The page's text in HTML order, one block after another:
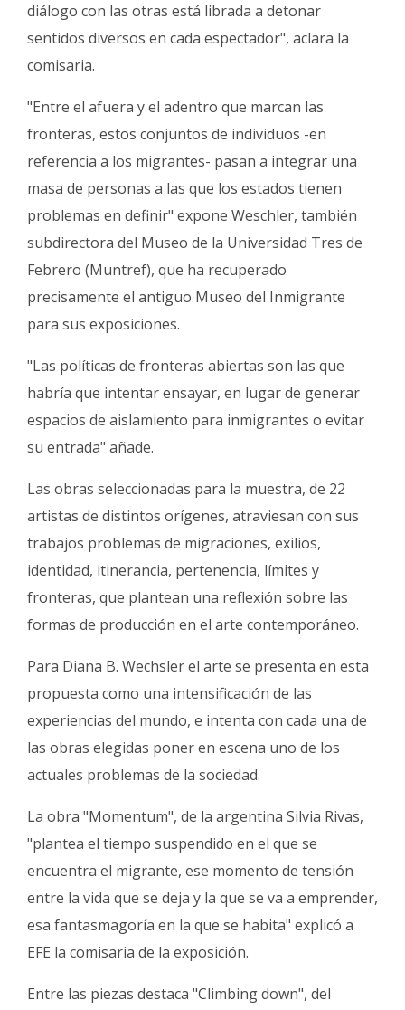
diálogo con las otras está librada a detonar
sentidos diversos en cada espectador", aclara la
comisaria.
"Entre el afuera y el adentro que marcan las
fronteras, estos conjuntos de individuos -en
referencia a los migrantes- pasan a integrar una
masa de personas a las que los estados tienen
problemas en definir" expone Weschler, también
subdirectora del Museo de la Universidad Tres de
Febrero (Muntref), que ha recuperado
precisamente el antiguo Museo del Inmigrante
para sus exposiciones.
"Las políticas de fronteras abiertas son las que
habría que intentar ensayar, en lugar de generar
espacios de aislamiento para inmigrantes o evitar
su entrada" añade.
Las obras seleccionadas para la muestra, de 22
artistas de distintos orígenes, atraviesan con sus
trabajos problemas de migraciones, exilios,
identidad, itinerancia, pertenencia, límites y
fronteras, que plantean una reflexión sobre las
formas de producción en el arte contemporáneo.
Para Diana B. Wechsler el arte se presenta en esta
propuesta como una intensificación de las
experiencias del mundo, e intenta con cada una de
las obras elegidas poner en escena uno de los
actuales problemas de la sociedad.
La obra "Momentum", de la argentina Silvia Rivas,
"plantea el tiempo suspendido en el que se
encuentra el migrante, ese momento de tensión
entre la vida que se deja y la que se va a emprender,
esa fantasmagoría en la que se habita" explicó a
EFE la comisaria de la exposición.
Entre las piezas destaca "Climbing down", del